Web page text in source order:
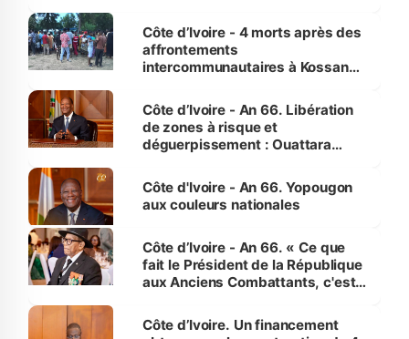
générations futures »
Côte d’Ivoire - 4 morts après des
affrontements
intercommunautaires à Kossandji
milieu des sinistrés
Côte d’Ivoire - An 66. Libération
de zones à risque et
déguerpissement : Ouattara
l'Etat de droit pour préserver les
vies humaines »
Côte d'Ivoire - An 66. Yopougon
aux couleurs nationales
Côte d’Ivoire - An 66. « Ce que
fait le Président de la République
aux Anciens Combattants, c'est
Côte d’Ivoire. Un financement